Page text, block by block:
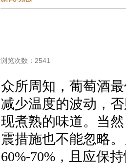
浏览次数：2541
众所周知，葡萄酒
减少温度的波动，
现煮熟的味道。当
震措施也不能忽略
60%-70%，且应保